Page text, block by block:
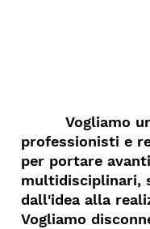
Vogliamo
professionisti e
per portare
multidisciplinari,
dall'idea alla
Vogliamo